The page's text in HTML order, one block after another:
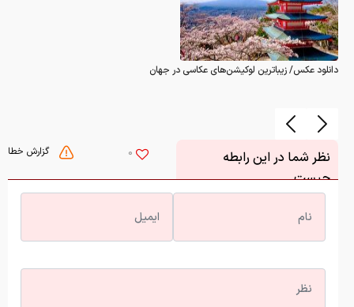
دانلود عکس/ زیباترین لوکیشن‌های عکاسی در جهان
گزارش خطا 0
نظر شما در این رابطه
چیست